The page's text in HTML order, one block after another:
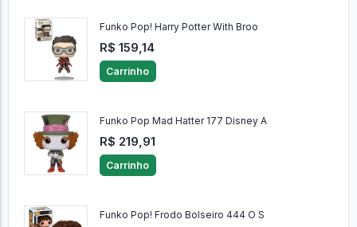
Funko Pop! Harry Potter With Broo
R$ 159,14
Carrinho
Funko Pop Mad Hatter 177 Disney A
R$ 219,91
Carrinho
Funko Pop! Frodo Bolseiro 444 O S